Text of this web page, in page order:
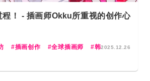
程！ - 插画师Okku所重视的创作心
插画创作 全球插画师
韩2025.12.26